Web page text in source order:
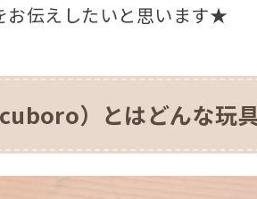
お伝えしたいと思います★
）とはどんな玩